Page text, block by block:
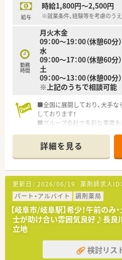
給与
時給1,800円～2,500円
※就業条件、経験等を考慮のうえ
勤務
時間
月火木金
09：00～19：00（休憩60分）
水
09：00～17：00（休憩60分）
土
09：00～13：00（休憩00分）
※上記のうちで相談可能
■全国に展開しており、大手
しております！
■グループ会社で多彩な事業
詳細を見る
更新日： 2026/06/19 薬剤師求人ID：
パート・アルバイト
調剤薬局
【岐阜市/岐阜駅】希少！午前の
士が助け合い雰囲気良好♪長良
立地
検討リス